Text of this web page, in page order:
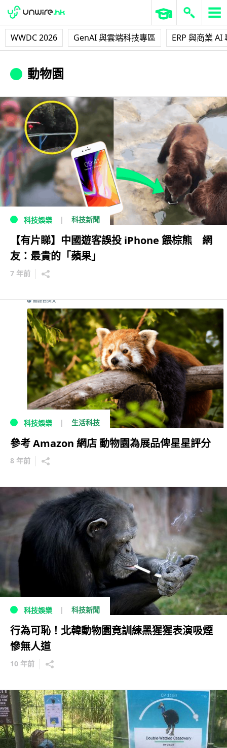
WWDC 2026 GenAI 與雲端科技專區 ERP 與商業 AI
動物園
科技娛樂 科技新聞
【有片睇】中國遊客誤投 iPhone 餵棕熊 網
友：最貴的「蘋果」
7 年前
科技娛樂 生活科技
參考 Amazon 網店 動物園為展品俾星星評分
8 年前
科技娛樂 科技新聞
行為可恥！北韓動物園竟訓練黑猩猩表演吸煙
慘無人道
10 年前